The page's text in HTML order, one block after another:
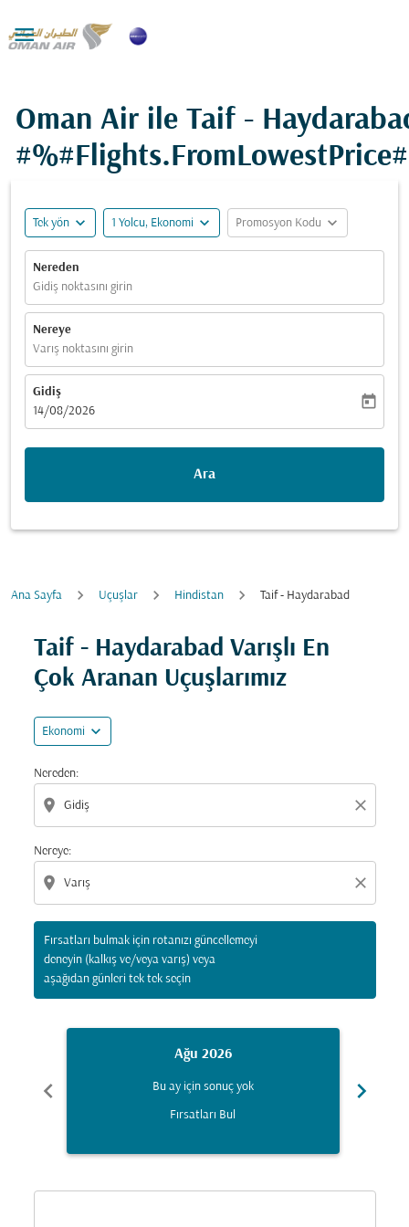

Oman Air ile Taif -
Tek yön expand_more 1 Yolcu, Ekonomi expand_more Promosyon Kodu expand_more
Nereden
Gidiş noktasını girin
Nereye
Varış noktasını girin
Gidiş
fc-booking-departure-date-aria-label
14/08/2026
today
Ara
Ana Sayfa Uçuşlar Hindistan Taif - Haydarabad
Taif - Haydarabad Varışlı En
Çok Aranan Uçuşlarımız
Ekonomi expand_more
Nereden:
location_on close
Nereye:
location_on close
Fırsatları bulmak için rotanızı güncellemeyi
deneyin (kalkış ve/veya varış) veya
aşağıdan günleri tek tek seçin
Fırsatları bulmak için rotanızı güncellemeyi deneyin
chevron_left
Ağu 2026
Bu ay için sonuç yok
Fırsatları Bul
chevron_right